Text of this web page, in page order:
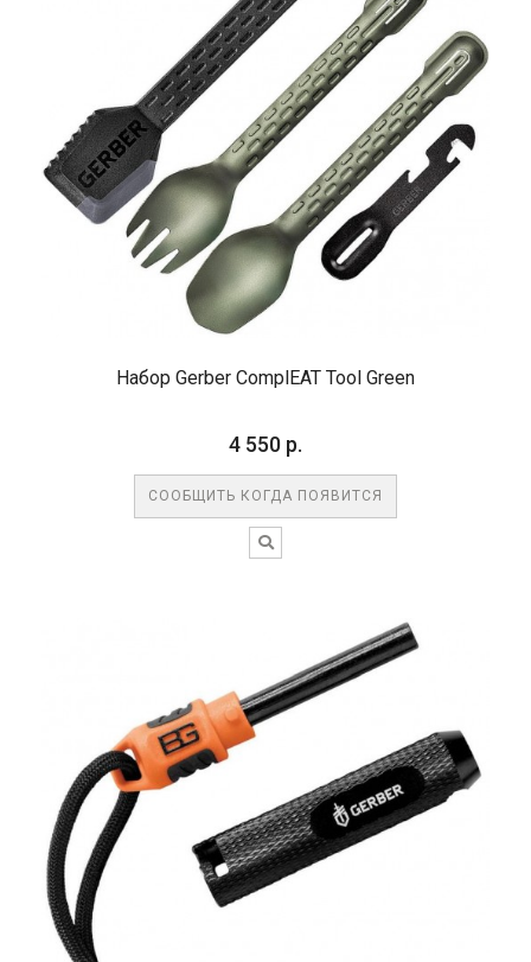
Набор Gerber ComplEAT Tool Green
4 550 р.
СООБЩИТЬ КОГДА ПОЯВИТСЯ